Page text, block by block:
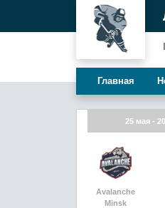
Главная
25 мая -
Avalanche
Minsk